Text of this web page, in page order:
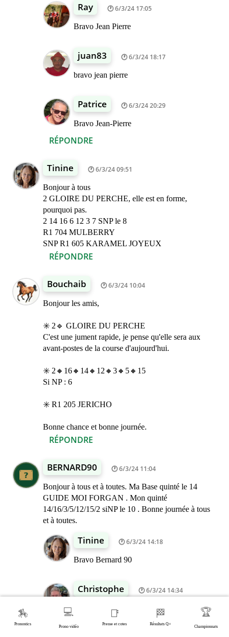
RÉPONDRE
Ray 6/3/24 17:05
Bravo Jean Pierre
juan83 6/3/24 18:17
bravo jean pierre
Patrice 6/3/24 20:29
Bravo Jean-Pierre
Tinine 6/3/24 09:51
Bonjour à tous
2 GLOIRE DU PERCHE, elle est en forme,
pourquoi pas.
2 14 16 6 12 3 7 SNP le 8
R1 704 MULBERRY
SNP R1 605 KARAMEL JOYEUX
RÉPONDRE
Bouchaib 6/3/24 10:04
Bonjour les amis,
✳️ 2🔹 GLOIRE DU PERCHE
C'est une jument rapide, je pense qu'elle sera aux
avant-postes de la course d'aujourd'hui.
✳️ 2🔸16🔸14🔸12🔸3🔸5🔸15
Si NP : 6
✳️ R1 205 JERICHO
Bonne chance et bonne journée.
RÉPONDRE
BERNARD90 6/3/24 11:04
Bonjour à tous et à toutes. Ma Base quinté le 14
GUIDE MOI FORGAN . Mon quinté
14/16/3/5/12/15/2 siNP le 10 . Bonne journée à tous
et à toutes.
Tinine 6/3/24 14:18
Bravo Bernard 90
Christophe 6/3/24 14:34
Bravo Bernard 90
🏇
Pronostics
💻
Prono vidéo
📑
Presse et cotes
🏁
Résultats Q+
🏆
Championnats